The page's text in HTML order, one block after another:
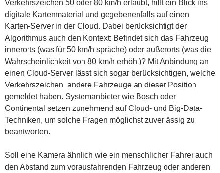
Verkehrszeichen 50 oder 80 km/h erlaubt, hilft ein Blick ins
digitale Kartenmaterial und gegebenenfalls auf einen
Karten-Server in der Cloud. Dabei berücksichtigt der
Algorithmus auch den Kontext: Befindet sich das Fahrzeug
innerorts (was für 50 km/h spräche) oder außerorts (was die
Wahrscheinlichkeit von 80 km/h erhöht)? Mit Anbindung an
einen Cloud-Server lässt sich sogar berücksichtigen, welche
Verkehrszeichen andere Fahrzeuge an dieser Position
gemeldet haben. Systemanbieter wie Bosch oder
Continental setzen zunehmend auf Cloud- und Big-Data-
Techniken, um solche Fragen möglichst zuverlässig zu
beantworten.
Soll eine Kamera ähnlich wie ein menschlicher Fahrer auch
den Abstand zum vorausfahrenden Fahrzeug oder anderen